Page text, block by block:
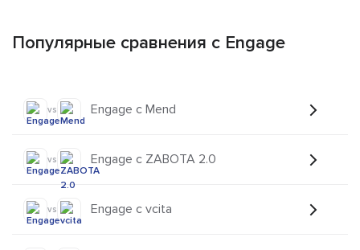
Популярные сравнения с Engage
vs Engage с Mend
vs Engage с ZABOTA 2.0
vs Engage с vcita